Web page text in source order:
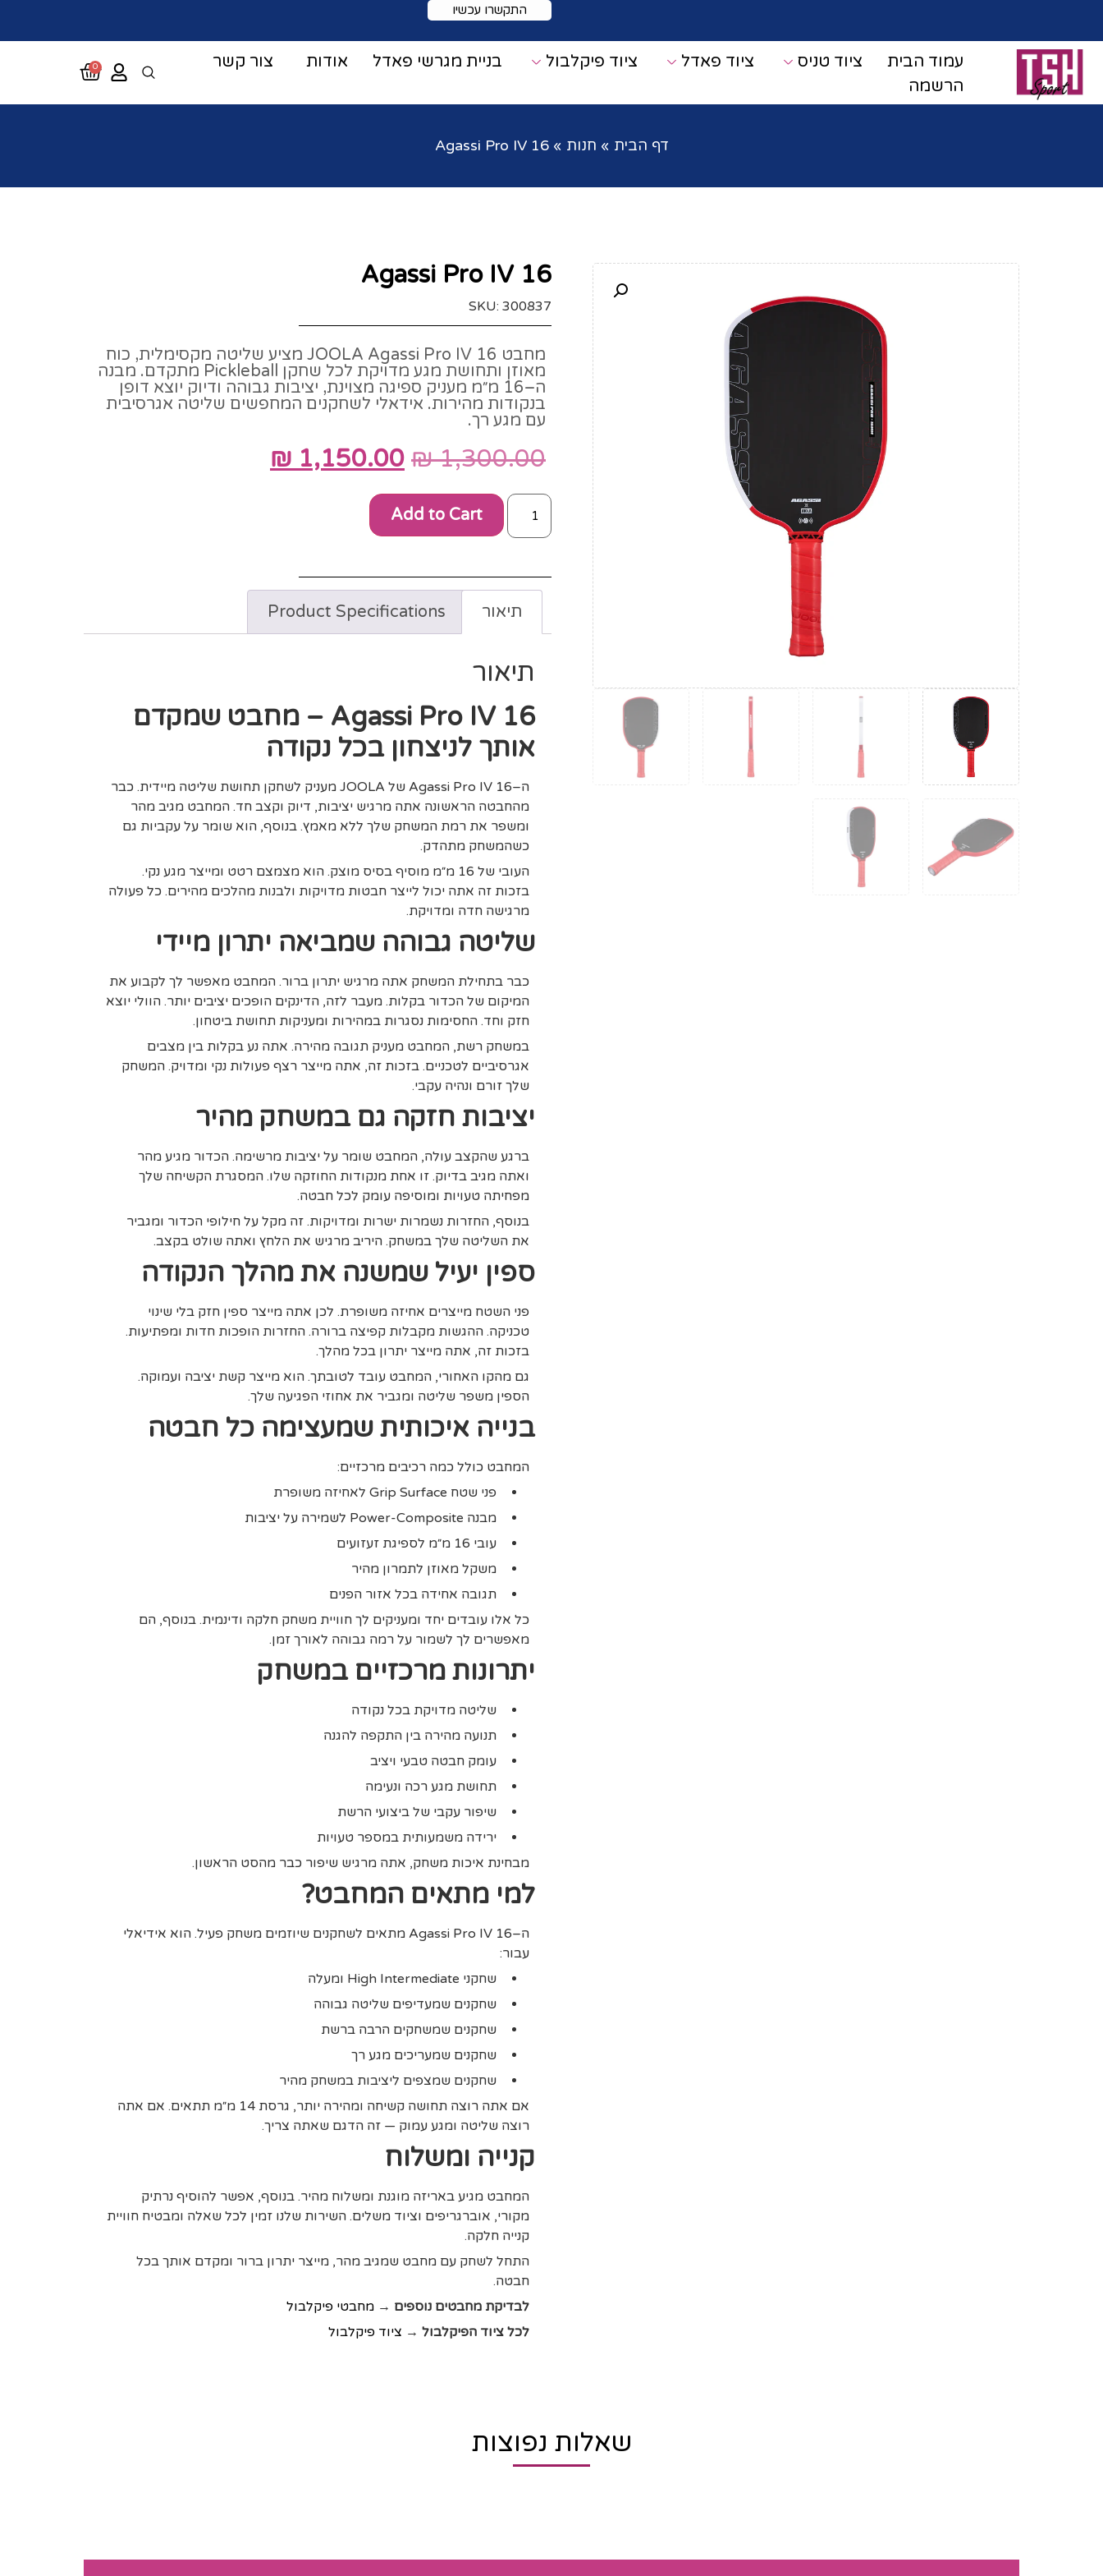
התקשרו עכשיו
עמוד הבית ציוד טניס ציוד פאדל ציוד פיקלבול בניית מגרשי פאדל אודות
צור קשר
הרשמה
0
דף הבית » חנות »
Agassi Pro IV 16
Agassi Pro IV 16
SKU: 300837
מחבט JOOLA Agassi Pro IV 16 מציע שליטה מקסימלית, כוח
מאוזן ותחושת מגע מדויקת לכל שחקן Pickleball מתקדם. מבנה
ה–16 מ״מ מעניק ספיגה מצוינת, יציבות גבוהה ודיוק יוצא דופן
בנקודות מהירות. אידאלי לשחקנים המחפשים שליטה אגרסיבית
עם מגע רך.
₪1,300.00
₪ 1,150.00
Add to Cart
תיאור Product Specifications
תיאור
Agassi Pro IV 16 – מחבט שמקדם
אותך לניצחון בכל נקודה
ה–Agassi Pro IV 16 של JOOLA מעניק לשחקן תחושת שליטה מיידית. כבר
מהחבטה הראשונה אתה מרגיש יציבות, דיוק וקצב חד. המחבט מגיב מהר
ומשפר את רמת המשחק שלך ללא מאמץ. בנוסף, הוא שומר על עקביות גם
כשהמשחק מתהדק.
העובי של 16 מ״מ מוסיף בסיס מוצק. הוא מצמצם רטט ומייצר מגע נקי.
בזכות זה אתה יכול לייצר חבטות מדויקות ולבנות מהלכים מהירים. כל פעולה
מרגישה חדה ומדויקת.
שליטה גבוהה שמביאה יתרון מיידי
כבר בתחילת המשחק אתה מרגיש יתרון ברור. המחבט מאפשר לך לקבוע את
המיקום של הכדור בקלות. מעבר לזה, הדינקים הופכים יציבים יותר. הוולי יוצא
חזק וחד. החסימות נסגרות במהירות ומעניקות תחושת ביטחון.
במשחק רשת, המחבט מעניק תגובה מהירה. אתה נע בקלות בין מצבים
אגרסיביים לטכניים. בזכות זה, אתה מייצר רצף פעולות נקי ומדויק. המשחק
שלך זורם ונהיה עקבי.
יציבות חזקה גם במשחק מהיר
ברגע שהקצב עולה, המחבט שומר על יציבות מרשימה. הכדור מגיע מהר
ואתה מגיב בדיוק. זו אחת מנקודות החוזקה שלו. המסגרת הקשיחה שלך
מפחיתה טעויות ומוסיפה עומק לכל חבטה.
בנוסף, החזרות נשמרות ישרות ומדויקות. זה מקל על חילופי הכדור ומגביר
את השליטה שלך במשחק. היריב מרגיש את הלחץ ואתה שולט בקצב.
ספין יעיל שמשנה את מהלך הנקודה
פני השטח מייצרים אחיזה משופרת. לכן אתה מייצר ספין חזק בלי שינוי
טכניקה. ההגשות מקבלות קפיצה ברורה. החזרות הופכות חדות ומפתיעות.
בזכות זה, אתה מייצר יתרון בכל מהלך.
גם מהקו האחורי, המחבט עובד לטובתך. הוא מייצר קשת יציבה ועמוקה.
הספין משפר שליטה ומגביר את אחוזי הפגיעה שלך.
בנייה איכותית שמעצימה כל חבטה
המחבט כולל כמה רכיבים מרכזיים:
פני שטח Grip Surface לאחיזה משופרת
מבנה Power-Composite לשמירה על יציבות
עובי 16 מ״מ לספיגת זעזועים
משקל מאוזן לתמרון מהיר
תגובה אחידה בכל אזור הפנים
כל אלו עובדים יחד ומעניקים לך חוויית משחק חלקה ודינמית. בנוסף, הם
מאפשרים לך לשמור על רמה גבוהה לאורך זמן.
יתרונות מרכזיים במשחק
שליטה מדויקת בכל נקודה
תנועה מהירה בין התקפה להגנה
עומק חבטה טבעי ויציב
תחושת מגע רכה ונעימה
שיפור עקבי של ביצועי הרשת
ירידה משמעותית במספר טעויות
מבחינת איכות משחק, אתה מרגיש שיפור כבר מהסט הראשון.
למי מתאים המחבט?
ה–Agassi Pro IV 16 מתאים לשחקנים שיוזמים משחק פעיל. הוא אידיאלי
עבור:
שחקני High Intermediate ומעלה
שחקנים שמעדיפים שליטה גבוהה
שחקנים שמשחקים הרבה ברשת
שחקנים שמעריכים מגע רך
שחקנים שמצפים ליציבות במשחק מהיר
אם אתה רוצה תחושה קשיחה ומהירה יותר, גרסת 14 מ״מ תתאים. אם אתה
רוצה שליטה ומגע עמוק — זה הדגם שאתה צריך.
קנייה ומשלוח
המחבט מגיע באריזה מוגנת ומשלוח מהיר. בנוסף, אפשר להוסיף נרתיק
מקורי, אוברגריפים וציוד משלים. השירות שלנו זמין לכל שאלה ומבטיח חוויית
קנייה חלקה.
התחל לשחק עם מחבט שמגיב מהר, מייצר יתרון ברור ומקדם אותך בכל
חבטה.
לבדיקת מחבטים נוספים → מחבטי פיקלבול
לכל ציוד הפיקלבול → ציוד פיקלבול
שאלות נפוצות